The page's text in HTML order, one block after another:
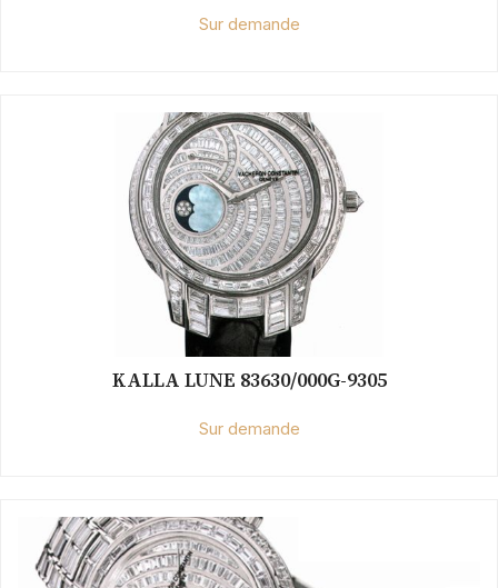
Sur demande
KALLA LUNE 83630/000G-9305
Sur demande